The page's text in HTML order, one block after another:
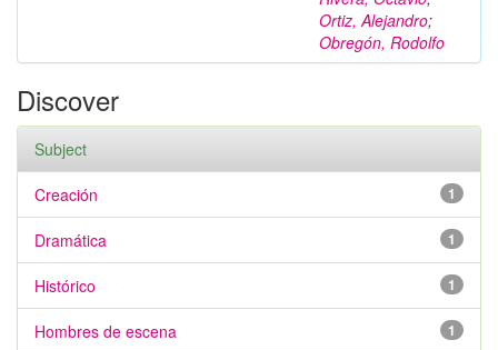
Ortiz, Alejandro;
Obregón, Rodolfo
Discover
Subject
1
Creación
1
Dramática
1
Histórico
1
Hombres de escena